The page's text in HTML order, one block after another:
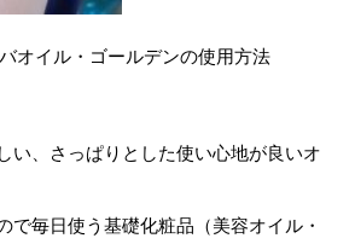
オイル・ゴールデンの使用方法
い、さっぱりとした使い心地が良いオ
で毎日使う基礎化粧品（美容オイル・